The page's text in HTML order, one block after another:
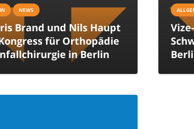
NEWS
Brand und Nils Haupt
für Orthopädie
in Berlin